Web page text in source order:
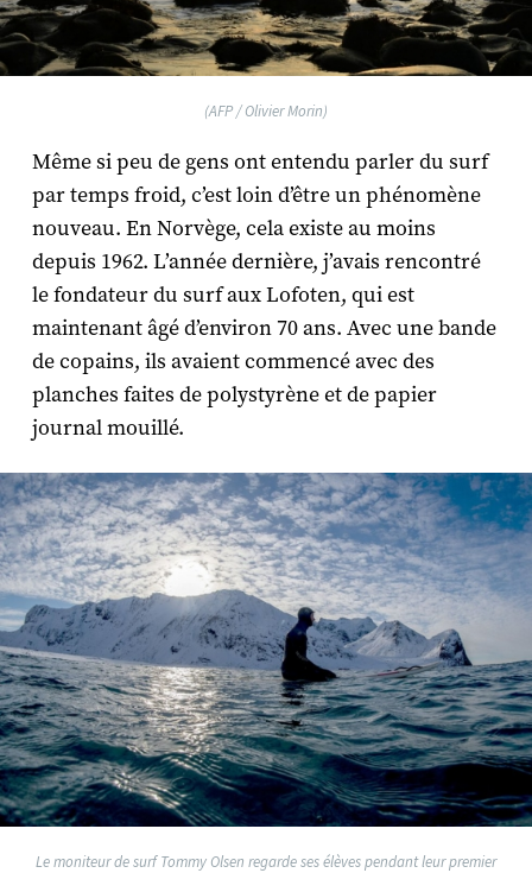
(AFP / Olivier Morin)
Même si peu de gens ont entendu parler du surf
par temps froid, c’est loin d’être un phénomène
nouveau. En Norvège, cela existe au moins
depuis 1962. L’année dernière, j’avais rencontré
le fondateur du surf aux Lofoten, qui est
maintenant âgé d’environ 70 ans. Avec une bande
de copains, ils avaient commencé avec des
planches faites de polystyrène et de papier
journal mouillé.
Le moniteur de surf Tommy Olsen regarde ses élèves pendant leur premier